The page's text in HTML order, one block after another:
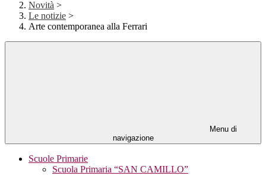
Novità >
Le notizie >
Arte contemporanea alla Ferrari
Menu di
navigazione
Scuole Primarie
Scuola Primaria “SAN CAMILLO”